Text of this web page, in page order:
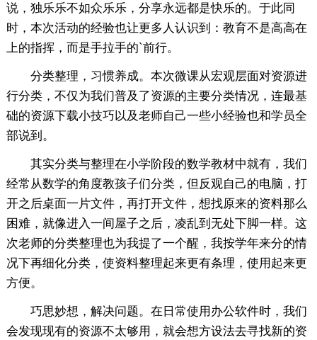
说，独乐乐不如众乐乐，分享永远都是快乐的。于此同
时，本次活动的经验也让更多人认识到：教育不是高高在
上的指挥，而是手拉手的`前行。
分类整理，习惯养成。本次微课从宏观层面对资源进
行分类，不仅为我们普及了资源的主要分类情况，连最基
础的资源下载小技巧以及老师自己一些小经验也和学员全
部说到。
其实分类与整理在小学阶段的数学教材中就有，我们
经常从数学的角度教孩子们分类，但反观自己的电脑，打
开之后桌面一片文件，再打开文件，想找原来的资料那么
困难，就像进入一间屋子之后，凌乱到无处下脚一样。这
次老师的分类整理也为我提了一个醒，我按学年来分的情
况下再细化分类，使资料整理起来更有条理，使用起来更
方便。
巧思妙想，解决问题。在日常使用办公软件时，我们
会发现现有的资源不太够用，就会想方设法去寻找新的资